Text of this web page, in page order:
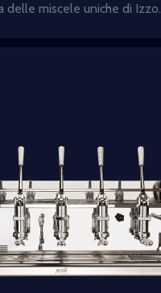
delle miscele uniche di Izzo.